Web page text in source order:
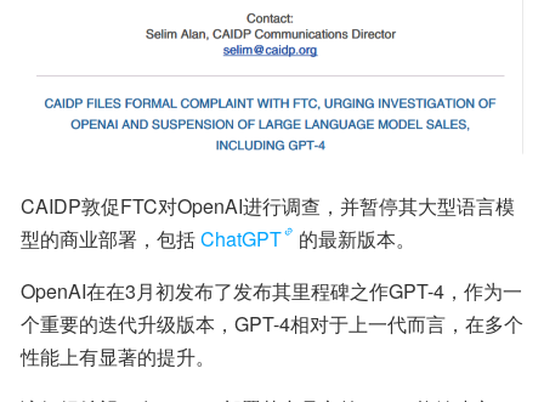
CAIDP敦促FTC对OpenAI进行调查，并暂停其大型语言模
型的商业部署，包括ChatGPT
的最新版本。
OpenAI在在3月初发布了发布其里程碑之作GPT-4，作为一
个重要的迭代升级版本，GPT-4相对于上一代而言，在多个
性能上有显著的提升。